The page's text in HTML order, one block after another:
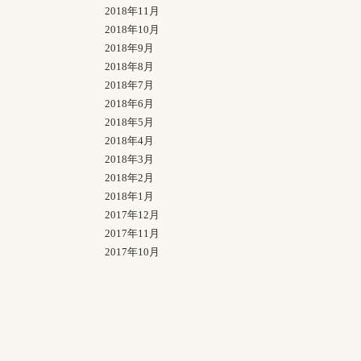
2018年11月
2018年10月
2018年9月
2018年8月
2018年7月
2018年6月
2018年5月
2018年4月
2018年3月
2018年2月
2018年1月
2017年12月
2017年11月
2017年10月